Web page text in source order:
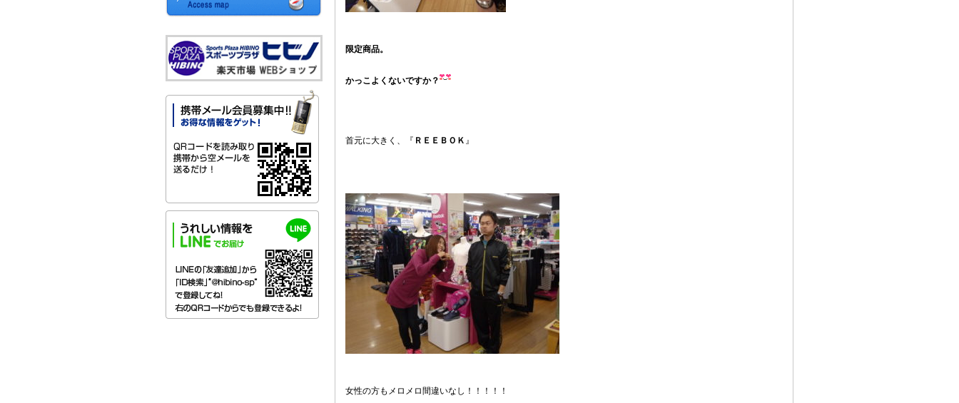
限定商品。
かっこよくないですか？
首元に大きく、『 ＲＥＥＢＯＫ 』
女性の方もメロメロ間違いなし！！！！！